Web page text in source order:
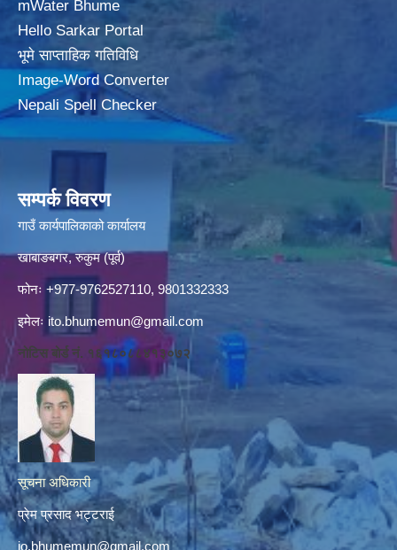
mWater Bhume
Hello Sarkar Portal
भूमे साप्ताहिक गतिविधि
Image-Word Converter
Nepali Spell Checker
सम्पर्क विवरण
गाउँ कार्यपालिकाको कार्यालय
खाबाङबगर, रुकुम (पूर्व)
फोनः +977-9762527110, 9801332333
इमेलः ito.bhumemun@gmail.com
नोटिस बोर्ड नं. १६१८०८८४१३०७२
सूचना अधिकारी
प्रेम प्रसाद भट्टराई
io.bhumemun@gmail.com